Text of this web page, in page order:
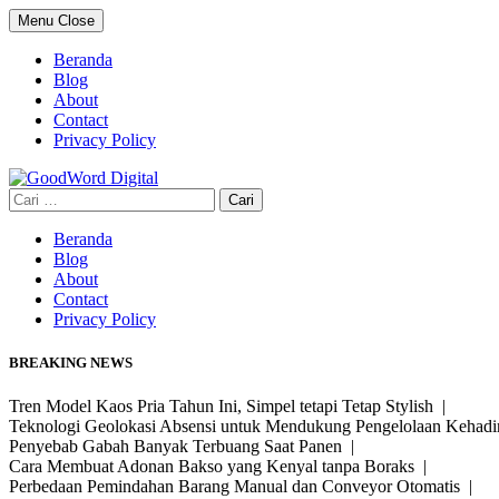
Skip
to
content
Menu Close
Beranda
Blog
About
Contact
Privacy Policy
Cari
untuk:
Beranda
Blog
About
Contact
Privacy Policy
BREAKING NEWS
Tren Model Kaos Pria Tahun Ini, Simpel tetapi Tetap Stylish |
Teknologi Geolokasi Absensi untuk Mendukung Pengelolaan
Penyebab Gabah Banyak Terbuang Saat Panen |
Cara Membuat Adonan Bakso yang Kenyal tanpa Boraks |
Perbedaan Pemindahan Barang Manual dan Conveyor Otomatis |